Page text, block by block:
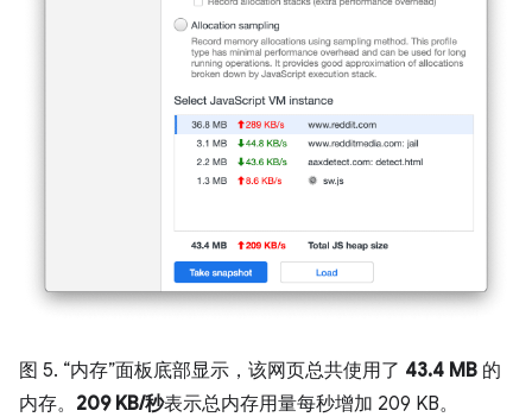
图 5. “内存”面板底部显示，该网页总共使用了 43.4 MB 的
内存。 209 KB/秒表示总内存用量每秒增加 209 KB。